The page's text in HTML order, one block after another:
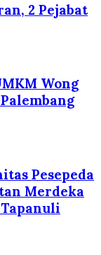
2 Pejabat
Wong
Pesepeda
Merdeka